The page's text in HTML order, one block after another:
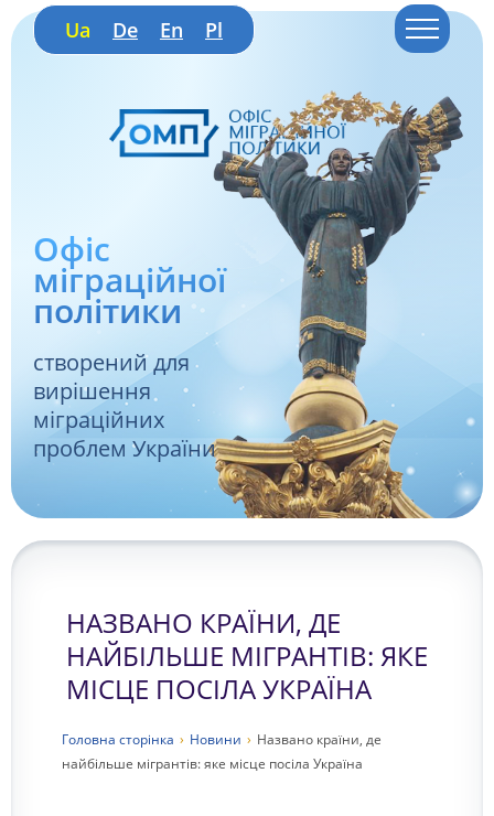
Ua De En Pl
Офіс
міграційної
політики
створений для
вирішення
міграційних
проблем України
НАЗВАНО КРАЇНИ, ДЕ
НАЙБІЛЬШЕ МІГРАНТІВ: ЯКЕ
МІСЦЕ ПОСІЛА УКРАЇНА
Головна сторiнка › Новини › Названо країни, де
найбільше мігрантів: яке місце посіла Україна